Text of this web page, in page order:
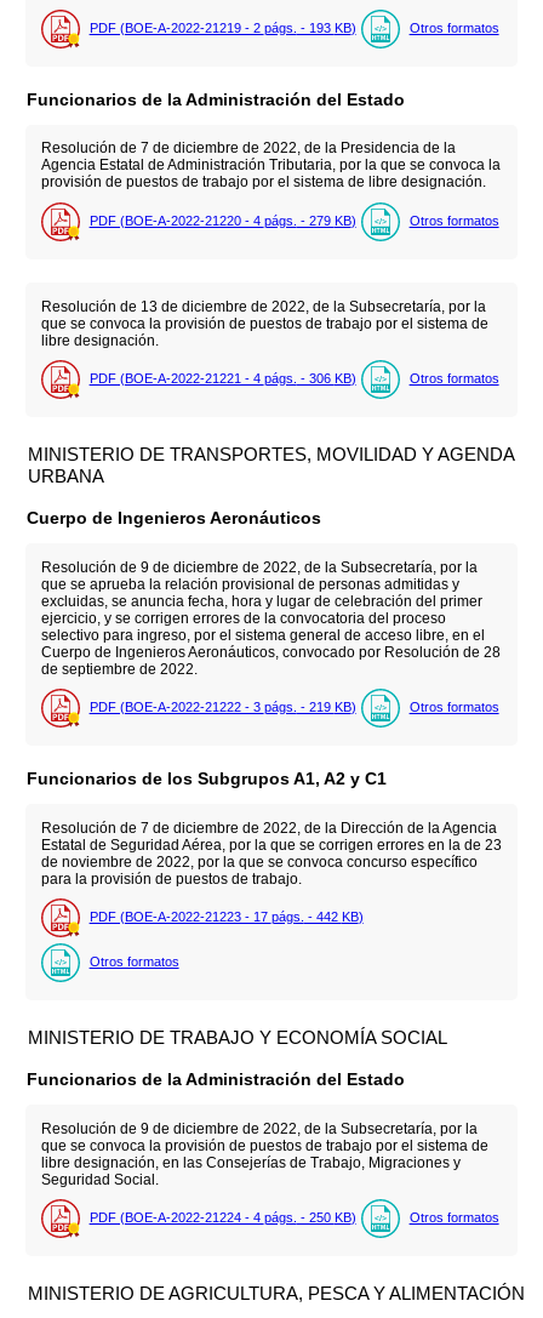
PDF (BOE-A-2022-21219 - 2 págs. - 193 KB) Otros formatos
Funcionarios de la Administración del Estado
Resolución de 7 de diciembre de 2022, de la Presidencia de la
Agencia Estatal de Administración Tributaria, por la que se convoca la
provisión de puestos de trabajo por el sistema de libre designación.
PDF (BOE-A-2022-21220 - 4 págs. - 279 KB) Otros formatos
Resolución de 13 de diciembre de 2022, de la Subsecretaría, por la
que se convoca la provisión de puestos de trabajo por el sistema de
libre designación.
PDF (BOE-A-2022-21221 - 4 págs. - 306 KB) Otros formatos
MINISTERIO DE TRANSPORTES, MOVILIDAD Y AGENDA
URBANA
Cuerpo de Ingenieros Aeronáuticos
Resolución de 9 de diciembre de 2022, de la Subsecretaría, por la
que se aprueba la relación provisional de personas admitidas y
excluidas, se anuncia fecha, hora y lugar de celebración del primer
ejercicio, y se corrigen errores de la convocatoria del proceso
selectivo para ingreso, por el sistema general de acceso libre, en el
Cuerpo de Ingenieros Aeronáuticos, convocado por Resolución de 28
de septiembre de 2022.
PDF (BOE-A-2022-21222 - 3 págs. - 219 KB) Otros formatos
Funcionarios de los Subgrupos A1, A2 y C1
Resolución de 7 de diciembre de 2022, de la Dirección de la Agencia
Estatal de Seguridad Aérea, por la que se corrigen errores en la de 23
de noviembre de 2022, por la que se convoca concurso específico
para la provisión de puestos de trabajo.
PDF (BOE-A-2022-21223 - 17 págs. - 442 KB)
Otros formatos
MINISTERIO DE TRABAJO Y ECONOMÍA SOCIAL
Funcionarios de la Administración del Estado
Resolución de 9 de diciembre de 2022, de la Subsecretaría, por la
que se convoca la provisión de puestos de trabajo por el sistema de
libre designación, en las Consejerías de Trabajo, Migraciones y
Seguridad Social.
PDF (BOE-A-2022-21224 - 4 págs. - 250 KB) Otros formatos
MINISTERIO DE AGRICULTURA, PESCA Y ALIMENTACIÓN